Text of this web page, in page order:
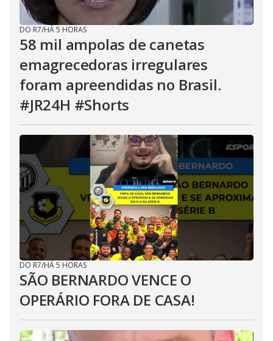
DO R7/HÁ 5 HORAS
58 mil ampolas de canetas
emagrecedoras irregulares
foram apreendidas no Brasil.
#JR24H #Shorts
DO R7/HÁ 5 HORAS
SÃO BERNARDO VENCE O
OPERÁRIO FORA DE CASA!